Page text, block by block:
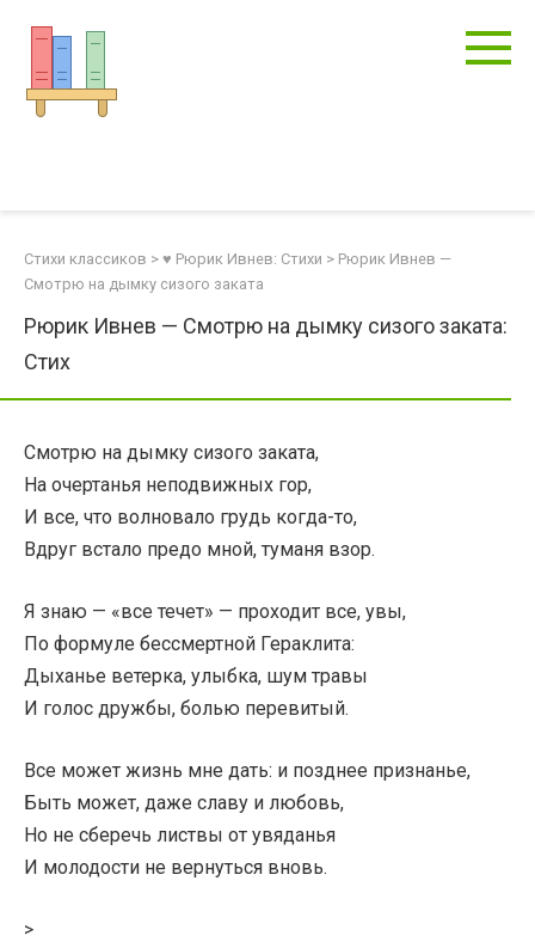
контенту
Стихи классиков > ♥ Рюрик Ивнев: Стихи > Рюрик Ивнев —
Смотрю на дымку сизого заката
Рюрик Ивнев — Смотрю на дымку сизого заката:
Стих
Смотрю на дымку сизого заката,
На очертанья неподвижных гор,
И все, что волновало грудь когда-то,
Вдруг встало предо мной, туманя взор.
Я знаю — «все течет» — проходит все, увы,
По формуле бессмертной Гераклита:
Дыханье ветерка, улыбка, шум травы
И голос дружбы, болью перевитый.
Все может жизнь мне дать: и позднее признанье,
Быть может, даже славу и любовь,
Но не сберечь листвы от увяданья
И молодости не вернуться вновь.
>